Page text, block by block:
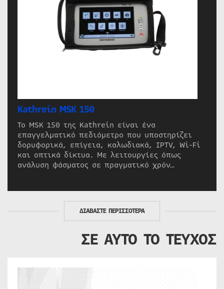
Kathrein MSK 150
Το MSK 150 της Kathrein είναι ένα
επαγγελματικό πεδιόμετρο που υποστηρίζει
δορυφορικά, επίγεια, καλωδιακά, IPTV, Wi-Fi
και οπτικά δίκτυα. Με λειτουργίες όπως
ανάλυση φάσματος σε πραγματικό χρόν…
ΔΙΑΒΑΣΤΕ ΠΕΡΙΣΣΟΤΕΡΑ
ΣΕ ΑΥΤΟ ΤΟ ΤΕΥΧΟΣ